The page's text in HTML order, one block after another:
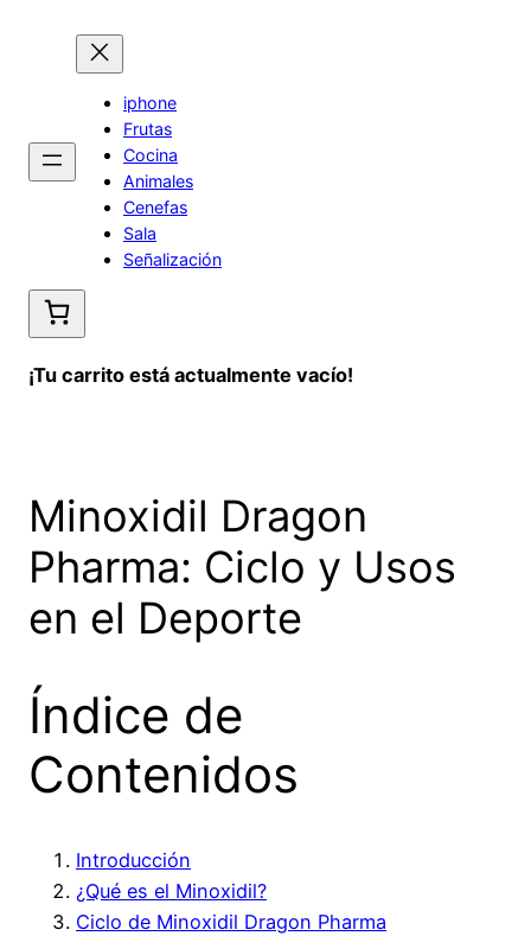
contenido
iphone
Frutas
Cocina
Animales
Cenefas
Sala
Señalización
¡Tu carrito está actualmente vacío!
Minoxidil Dragon
Pharma: Ciclo y Usos
en el Deporte
Índice de
Contenidos
Introducción
¿Qué es el Minoxidil?
Ciclo de Minoxidil Dragon Pharma